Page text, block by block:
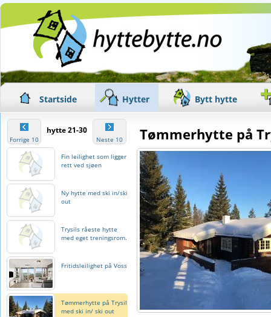
Startside Hytter Bytt hytte
Forrige 10
hytte 21-30
Neste 10
Fin leilighet som ligger
rett ved sjøen
Ny hytte med ski in/ski
out
Trysils råeste hytte
med eget treningsrom.
Fritidsleilighet på Voss
Tømmerhytte på Trysil
med ski in/ ski out
Tømmerhytte på